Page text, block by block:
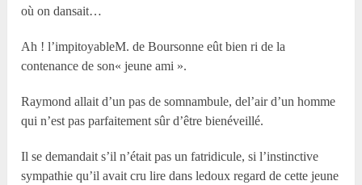
où on dansait…
Ah ! l’impitoyableM. de Boursonne eût bien ri de la
contenance de son« jeune ami ».
Raymond allait d’un pas de somnambule, del’air d’un homme
qui n’est pas parfaitement sûr d’être bienéveillé.
Il se demandait s’il n’était pas un fatridicule, si l’instinctive
sympathie qu’il avait cru lire dans ledoux regard de cette jeune